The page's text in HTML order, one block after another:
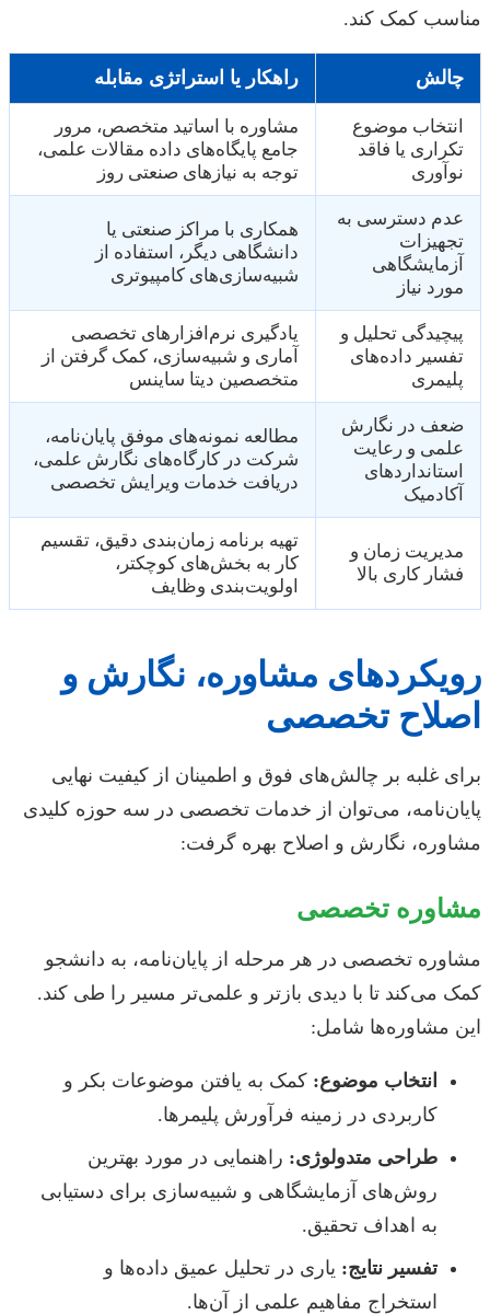
مناسب کمک کند.
چالش راهکار یا استراتژی مقابله
انتخاب موضوع
تکراری یا فاقد
نوآوری
مشاوره با اساتید متخصص، مرور
جامع پایگاه‌های داده مقالات علمی،
توجه به نیازهای صنعتی روز
عدم دسترسی به
تجهیزات
آزمایشگاهی
مورد نیاز
همکاری با مراکز صنعتی یا
دانشگاهی دیگر، استفاده از
شبیه‌سازی‌های کامپیوتری
پیچیدگی تحلیل و
تفسیر داده‌های
پلیمری
یادگیری نرم‌افزارهای تخصصی
آماری و شبیه‌سازی، کمک گرفتن از
متخصصین دیتا ساینس
ضعف در نگارش
علمی و رعایت
استانداردهای
آکادمیک
مطالعه نمونه‌های موفق پایان‌نامه،
شرکت در کارگاه‌های نگارش علمی،
دریافت خدمات ویرایش تخصصی
مدیریت زمان و
فشار کاری بالا
تهیه برنامه زمان‌بندی دقیق، تقسیم
کار به بخش‌های کوچکتر،
اولویت‌بندی وظایف
رویکردهای مشاوره، نگارش و
اصلاح تخصصی
برای غلبه بر چالش‌های فوق و اطمینان از کیفیت نهایی
پایان‌نامه، می‌توان از خدمات تخصصی در سه حوزه کلیدی
مشاوره، نگارش و اصلاح بهره گرفت:
مشاوره تخصصی
مشاوره تخصصی در هر مرحله از پایان‌نامه، به دانشجو
کمک می‌کند تا با دیدی بازتر و علمی‌تر مسیر را طی کند.
این مشاوره‌ها شامل:
انتخاب موضوع: کمک به یافتن موضوعات بکر و
کاربردی در زمینه فرآورش پلیمرها.
طراحی متدولوژی: راهنمایی در مورد بهترین
روش‌های آزمایشگاهی و شبیه‌سازی برای دستیابی
به اهداف تحقیق.
تفسیر نتایج: یاری در تحلیل عمیق داده‌ها و
استخراج مفاهیم علمی از آن‌ها.